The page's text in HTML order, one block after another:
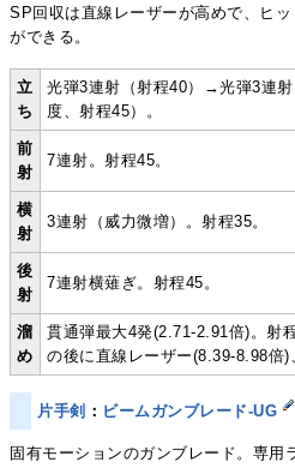
SP回収は直線レーザーが高めで、ヒ
ができる。
立
ち
光弾3連射（射程40）→光弾3連
度、射程45）。
前
射
7連射。射程45。
横
射
3連射（威力微増）。射程35。
後
射
7連射横薙ぎ。射程45。
溜
め
貫通弾最大4発(2.71-2.91倍)。射
の後に直線レーザー(8.39-8.98倍)
片手剣 ： ビームガンブレード-UG
固有モーションのガンブレード。専用